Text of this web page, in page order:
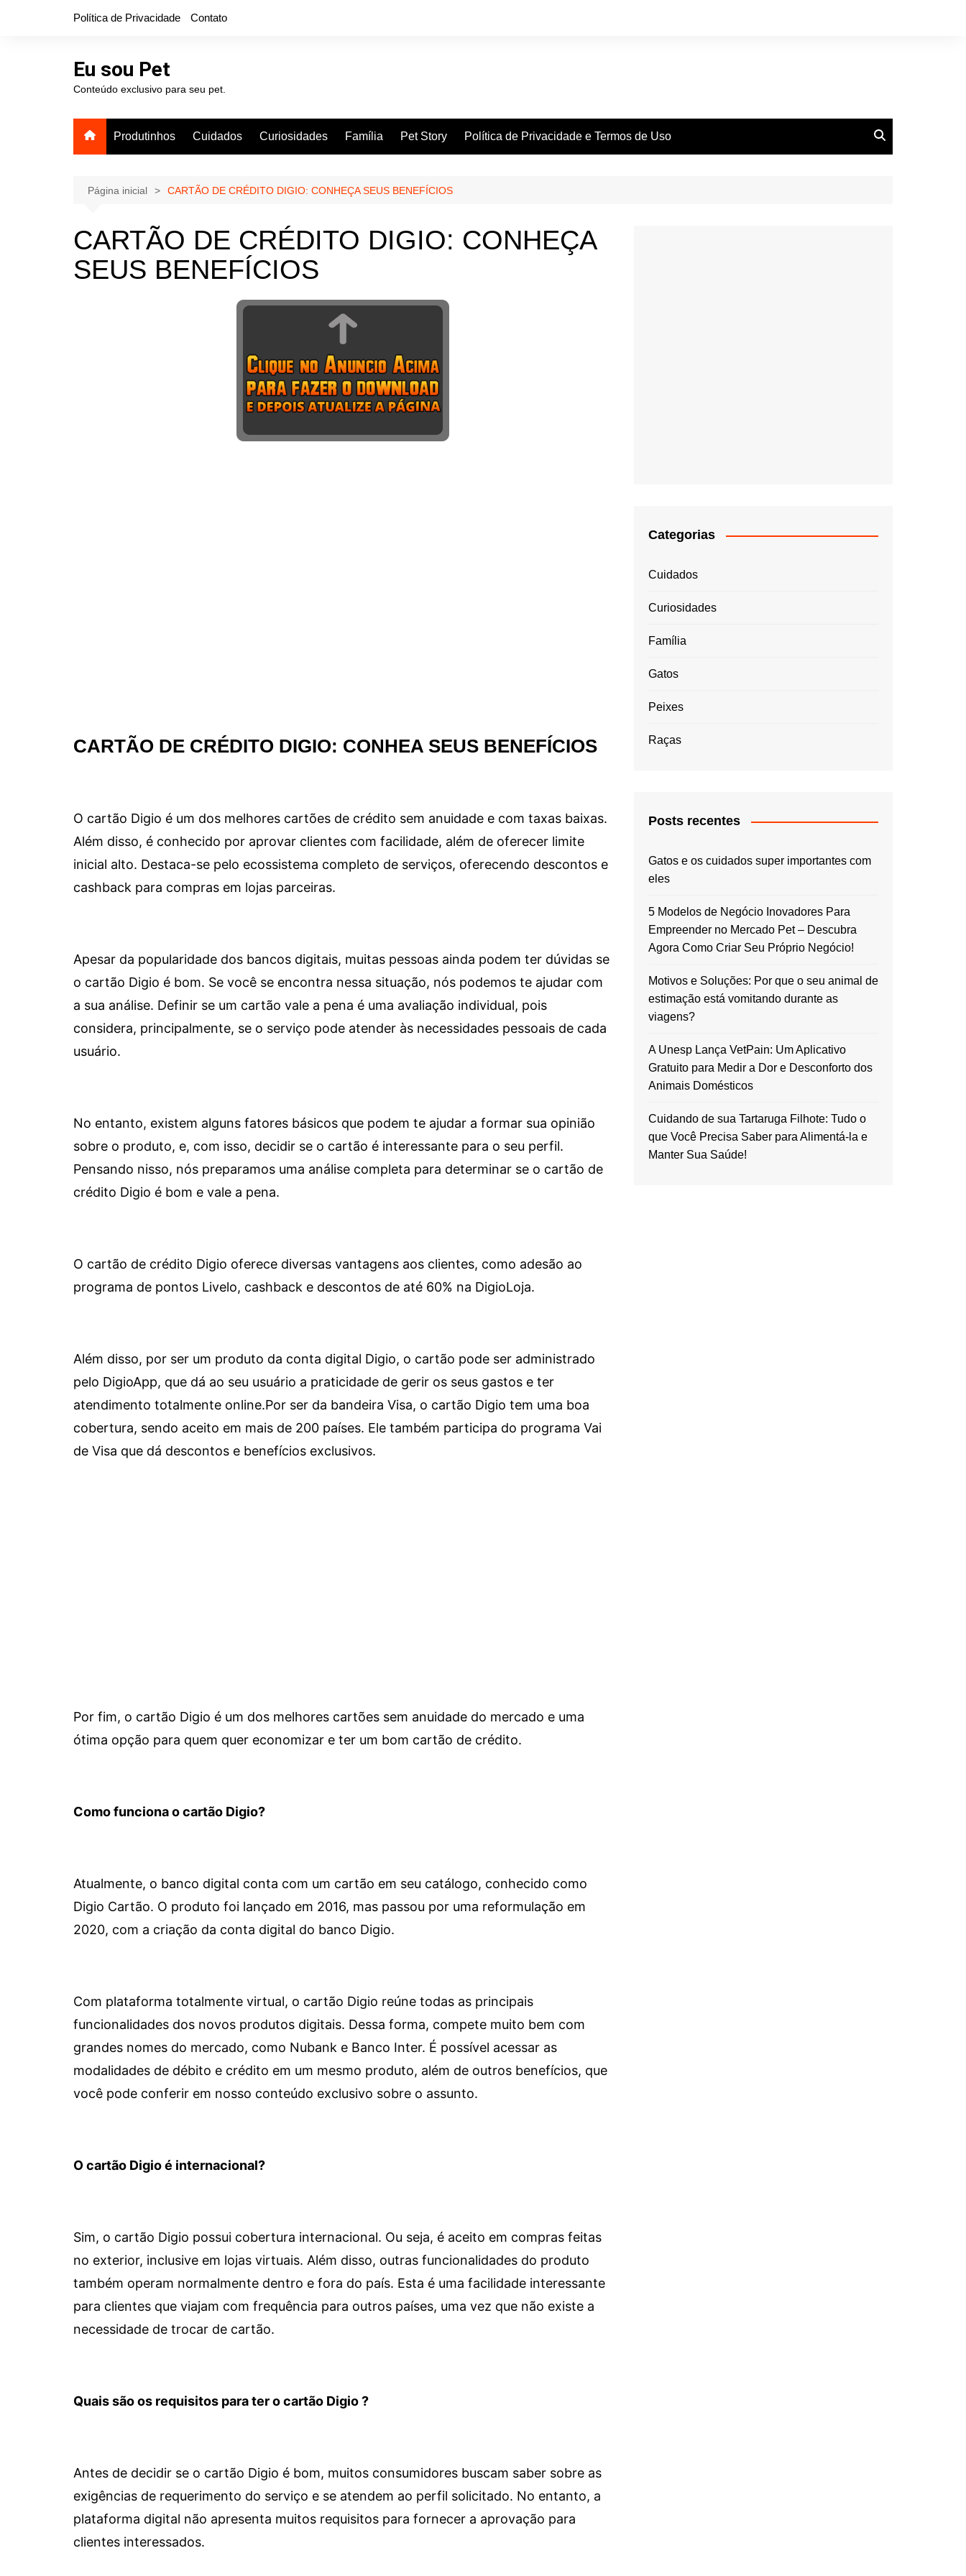
Política de Privacidade Contato
Eu sou Pet
Conteúdo exclusivo para seu pet.
Produtinhos Cuidados Curiosidades Família Pet Story Política de Privacidade e Termos de Uso
Página inicial CARTÃO DE CRÉDITO DIGIO: CONHEÇA SEUS BENEFÍCIOS
CARTÃO DE CRÉDITO DIGIO: CONHEÇA
SEUS BENEFÍCIOS
CARTÃO DE CRÉDITO DIGIO: CONHEA SEUS BENEFÍCIOS
O cartão Digio é um dos melhores cartões de crédito sem anuidade e com taxas baixas.
Além disso, é conhecido por aprovar clientes com facilidade, além de oferecer limite
inicial alto. Destaca-se pelo ecossistema completo de serviços, oferecendo descontos e
cashback para compras em lojas parceiras.
Apesar da popularidade dos bancos digitais, muitas pessoas ainda podem ter dúvidas se
o cartão Digio é bom. Se você se encontra nessa situação, nós podemos te ajudar com
a sua análise. Definir se um cartão vale a pena é uma avaliação individual, pois
considera, principalmente, se o serviço pode atender às necessidades pessoais de cada
usuário.
No entanto, existem alguns fatores básicos que podem te ajudar a formar sua opinião
sobre o produto, e, com isso, decidir se o cartão é interessante para o seu perfil.
Pensando nisso, nós preparamos uma análise completa para determinar se o cartão de
crédito Digio é bom e vale a pena.
O cartão de crédito Digio oferece diversas vantagens aos clientes, como adesão ao
programa de pontos Livelo, cashback e descontos de até 60% na DigioLoja.
Além disso, por ser um produto da conta digital Digio, o cartão pode ser administrado
pelo DigioApp, que dá ao seu usuário a praticidade de gerir os seus gastos e ter
atendimento totalmente online.Por ser da bandeira Visa, o cartão Digio tem uma boa
cobertura, sendo aceito em mais de 200 países. Ele também participa do programa Vai
de Visa que dá descontos e benefícios exclusivos.
Por fim, o cartão Digio é um dos melhores cartões sem anuidade do mercado e uma
ótima opção para quem quer economizar e ter um bom cartão de crédito.
Como funciona o cartão Digio?
Atualmente, o banco digital conta com um cartão em seu catálogo, conhecido como
Digio Cartão. O produto foi lançado em 2016, mas passou por uma reformulação em
2020, com a criação da conta digital do banco Digio.
Com plataforma totalmente virtual, o cartão Digio reúne todas as principais
funcionalidades dos novos produtos digitais. Dessa forma, compete muito bem com
grandes nomes do mercado, como Nubank e Banco Inter. É possível acessar as
modalidades de débito e crédito em um mesmo produto, além de outros benefícios, que
você pode conferir em nosso conteúdo exclusivo sobre o assunto.
O cartão Digio é internacional?
Sim, o cartão Digio possui cobertura internacional. Ou seja, é aceito em compras feitas
no exterior, inclusive em lojas virtuais. Além disso, outras funcionalidades do produto
também operam normalmente dentro e fora do país. Esta é uma facilidade interessante
para clientes que viajam com frequência para outros países, uma vez que não existe a
necessidade de trocar de cartão.
Quais são os requisitos para ter o cartão Digio ?
Antes de decidir se o cartão Digio é bom, muitos consumidores buscam saber sobre as
exigências de requerimento do serviço e se atendem ao perfil solicitado. No entanto, a
plataforma digital não apresenta muitos requisitos para fornecer a aprovação para
clientes interessados.
Categorias
Cuidados
Curiosidades
Família
Gatos
Peixes
Raças
Posts recentes
Gatos e os cuidados super importantes com
eles
5 Modelos de Negócio Inovadores Para
Empreender no Mercado Pet – Descubra
Agora Como Criar Seu Próprio Negócio!
Motivos e Soluções: Por que o seu animal de
estimação está vomitando durante as
viagens?
A Unesp Lança VetPain: Um Aplicativo
Gratuito para Medir a Dor e Desconforto dos
Animais Domésticos
Cuidando de sua Tartaruga Filhote: Tudo o
que Você Precisa Saber para Alimentá-la e
Manter Sua Saúde!